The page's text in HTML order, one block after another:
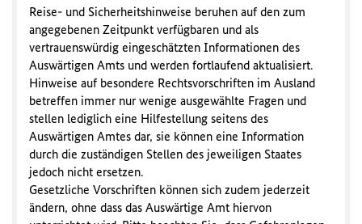
Reise- und Sicherheitshinweise beruhen auf den zum
angegebenen Zeitpunkt verfügbaren und als
vertrauenswürdig eingeschätzten Informationen des
Auswärtigen Amts und werden fortlaufend aktualisiert.
Hinweise auf besondere Rechtsvorschriften im Ausland
betreffen immer nur wenige ausgewählte Fragen und
stellen lediglich eine Hilfestellung seitens des
Auswärtigen Amtes dar, sie können eine Information
durch die zuständigen Stellen des jeweiligen Staates
jedoch nicht ersetzen.
Gesetzliche Vorschriften können sich zudem jederzeit
ändern, ohne dass das Auswärtige Amt hiervon